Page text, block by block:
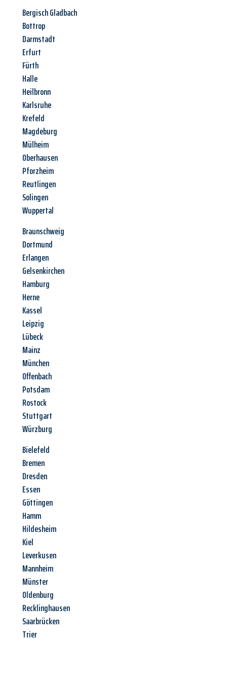
Bergisch Gladbach
Bottrop
Darmstadt
Erfurt
Fürth
Halle
Heilbronn
Karlsruhe
Krefeld
Magdeburg
Mülheim
Oberhausen
Pforzheim
Reutlingen
Solingen
Wuppertal
Braunschweig
Dortmund
Erlangen
Gelsenkirchen
Hamburg
Herne
Kassel
Leipzig
Lübeck
Mainz
München
Offenbach
Potsdam
Rostock
Stuttgart
Würzburg
Bielefeld
Bremen
Dresden
Essen
Göttingen
Hamm
Hildesheim
Kiel
Leverkusen
Mannheim
Münster
Oldenburg
Recklinghausen
Saarbrücken
Trier